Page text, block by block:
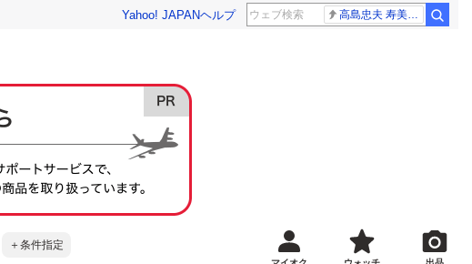
Yahoo! JAPANヘルプ 高島忠夫 寿美花代さん死去
＋条件指定